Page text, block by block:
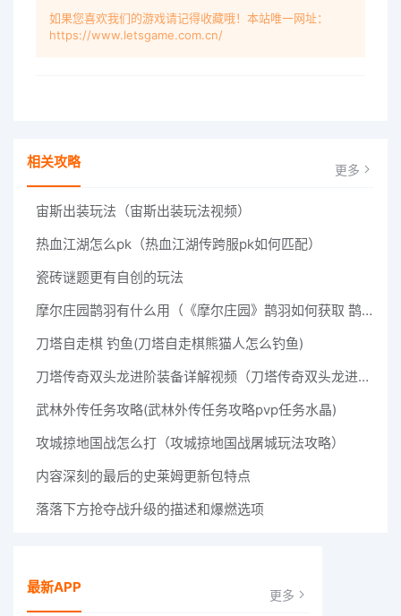
如果您喜欢我们的游戏请记得收藏哦！本站唯一网址：
https://www.letsgame.com.cn/
相关攻略 更多
宙斯出装玩法（宙斯出装玩法视频）
热血江湖怎么pk（热血江湖传跨服pk如何匹配）
瓷砖谜题更有自创的玩法
摩尔庄园鹊羽有什么用（《摩尔庄园》鹊羽如何获取 鹊羽如何获取）
刀塔自走棋 钓鱼(刀塔自走棋熊猫人怎么钓鱼)
刀塔传奇双头龙进阶装备详解视频（刀塔传奇双头龙进阶装备详解 ）
武林外传任务攻略(武林外传任务攻略pvp任务水晶)
攻城掠地国战怎么打（攻城掠地国战屠城玩法攻略）
内容深刻的最后的史莱姆更新包特点
落落下方抢夺战升级的描述和爆燃选项
最新APP 更多